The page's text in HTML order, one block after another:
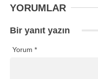
YORUMLAR
Bir yanıt yazın
Yorum *